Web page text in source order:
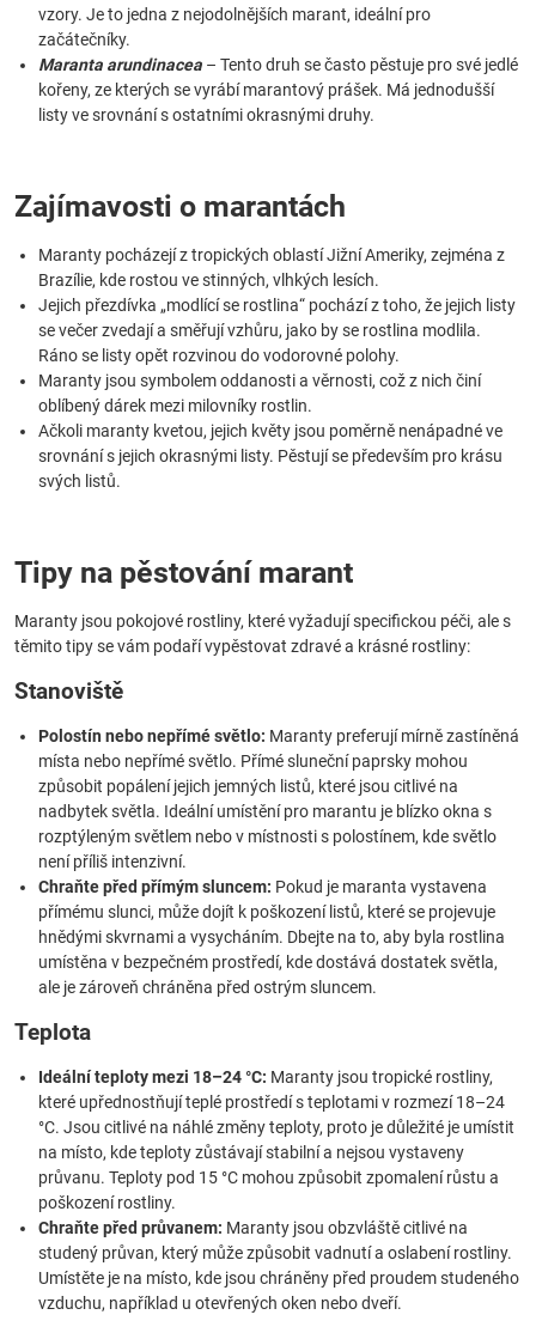
vzory. Je to jedna z nejodolnějších marant, ideální pro
začátečníky.
Maranta arundinacea – Tento druh se často pěstuje pro své jedlé
kořeny, ze kterých se vyrábí marantový prášek. Má jednodušší
listy ve srovnání s ostatními okrasnými druhy.
Zajímavosti o marantách
Maranty pocházejí z tropických oblastí Jižní Ameriky, zejména z
Brazílie, kde rostou ve stinných, vlhkých lesích.
Jejich přezdívka „modlící se rostlina“ pochází z toho, že jejich listy
se večer zvedají a směřují vzhůru, jako by se rostlina modlila.
Ráno se listy opět rozvinou do vodorovné polohy.
Maranty jsou symbolem oddanosti a věrnosti, což z nich činí
oblíbený dárek mezi milovníky rostlin.
Ačkoli maranty kvetou, jejich květy jsou poměrně nenápadné ve
srovnání s jejich okrasnými listy. Pěstují se především pro krásu
svých listů.
Tipy na pěstování marant
Maranty jsou pokojové rostliny, které vyžadují specifickou péči, ale s
těmito tipy se vám podaří vypěstovat zdravé a krásné rostliny:
Stanoviště
Polostín nebo nepřímé světlo: Maranty preferují mírně zastíněná
místa nebo nepřímé světlo. Přímé sluneční paprsky mohou
způsobit popálení jejich jemných listů, které jsou citlivé na
nadbytek světla. Ideální umístění pro marantu je blízko okna s
rozptýleným světlem nebo v místnosti s polostínem, kde světlo
není příliš intenzivní.
Chraňte před přímým sluncem: Pokud je maranta vystavena
přímému slunci, může dojít k poškození listů, které se projevuje
hnědými skvrnami a vysycháním. Dbejte na to, aby byla rostlina
umístěna v bezpečném prostředí, kde dostává dostatek světla,
ale je zároveň chráněna před ostrým sluncem.
Teplota
Ideální teploty mezi 18–24 °C: Maranty jsou tropické rostliny,
které upřednostňují teplé prostředí s teplotami v rozmezí 18–24
°C. Jsou citlivé na náhlé změny teploty, proto je důležité je umístit
na místo, kde teploty zůstávají stabilní a nejsou vystaveny
průvanu. Teploty pod 15 °C mohou způsobit zpomalení růstu a
poškození rostliny.
Chraňte před průvanem: Maranty jsou obzvláště citlivé na
studený průvan, který může způsobit vadnutí a oslabení rostliny.
Umístěte je na místo, kde jsou chráněny před proudem studeného
vzduchu, například u otevřených oken nebo dveří.